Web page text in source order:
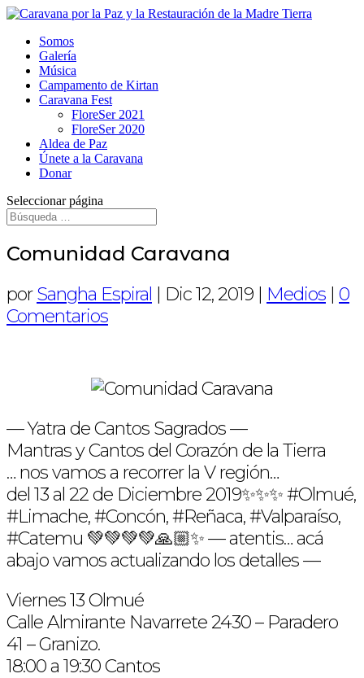
Somos
Galería
Música
Campamento de Kirtan
Caravana Fest
FloreSer 2021
FloreSer 2020
Aldea de Paz
Únete a la Caravana
Donar
Seleccionar página
Comunidad Caravana
porSangha Espiral | Dic 12, 2019 | Medios | 0
Comentarios
— Yatra de Cantos Sagrados —
Mantras y Cantos del Corazón de la Tierra
… nos vamos a recorrer la V región…
del 13 al 22 de Diciembre 2019✨✨✨ #Olmué,
#Limache, #Concón, #Reñaca, #Valparaíso,
#Catemu 💚💚💚💚🙏🏼✨ — atentis… acá
abajo vamos actualizando los detalles —
Viernes 13 Olmué
Calle Almirante Navarrete 2430 – Paradero
41 – Granizo.
18:00 a 19:30 Cantos